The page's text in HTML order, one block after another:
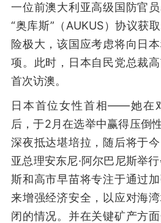
一位前澳大利亚高级国防官
“奥库斯”（AUKUS）协议获
险极大，该国应考虑将向日
项。此时，日本自民党总裁
首次访澳。
日本首位女性首相——她在
后，于2月在选举中赢得压
深夜抵达堪培拉，随后将于
亚总理安东尼·阿尔巴尼斯举
斯和高市早苗将专注于通过
来增强经济安全，以应对海
闭的情况。并在关键矿产方